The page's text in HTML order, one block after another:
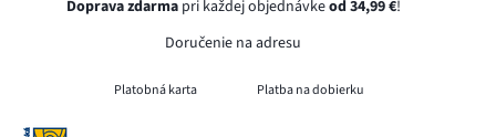
Doprava zdarmapri každej objednávkeod 34,99 €!
Doručenie na adresu
Platobná karta Platba na dobierku